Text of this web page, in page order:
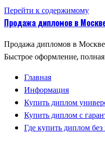
Перейти к содержимому
Продажа дипломов в
Продажа дипломов в
Быстрое оформление,
Главная
Информация
Купить диплом
Купить диплом с
Где купить диплом